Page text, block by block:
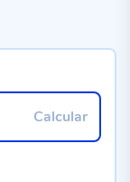
Calcular